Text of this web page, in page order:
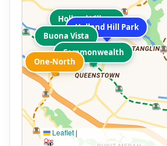
Holland Hill Park
Holland Village
Commonwealth
Buona Vista
One-North
Leaflet |